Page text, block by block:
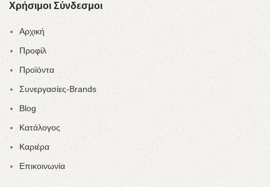
Χρήσιμοι Σύνδεσμοι
Αρχική
Προφίλ
Προϊόντα
Συνεργασίες-Brands
Blog
Κατάλογος
Καριέρα
Επικοινωνία